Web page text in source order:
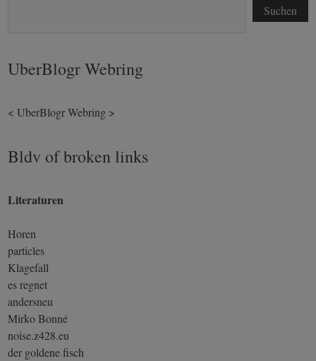
Suchen
UberBlogr Webring
< UberBlogr Webring >
Bldv of broken links
Literaturen
Horen
particles
Klagefall
es regnet
andersneu
Mirko Bonné
noise.z428.eu
der goldene fisch